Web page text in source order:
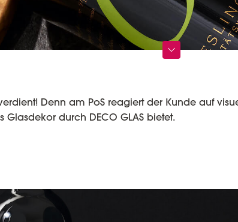
Denn am PoS reagiert der Kunde auf
durch DECO GLAS bietet.